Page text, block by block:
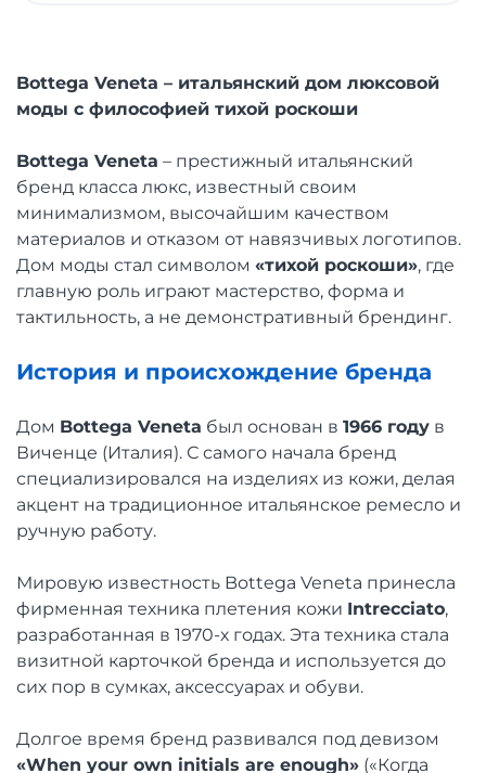
Bottega Veneta – итальянский дом люксовой
моды с философией тихой роскоши
Bottega Veneta – престижный итальянский
бренд класса люкс, известный своим
минимализмом, высочайшим качеством
материалов и отказом от навязчивых логотипов.
Дом моды стал символом «тихой роскоши», где
главную роль играют мастерство, форма и
тактильность, а не демонстративный брендинг.
История и происхождение бренда
Дом Bottega Veneta был основан в 1966 году в
Виченце (Италия). С самого начала бренд
специализировался на изделиях из кожи, делая
акцент на традиционное итальянское ремесло и
ручную работу.
Мировую известность Bottega Veneta принесла
фирменная техника плетения кожи Intrecciato,
разработанная в 1970-х годах. Эта техника стала
визитной карточкой бренда и используется до
сих пор в сумках, аксессуарах и обуви.
Долгое время бренд развивался под девизом
«When your own initials are enough» («Когда